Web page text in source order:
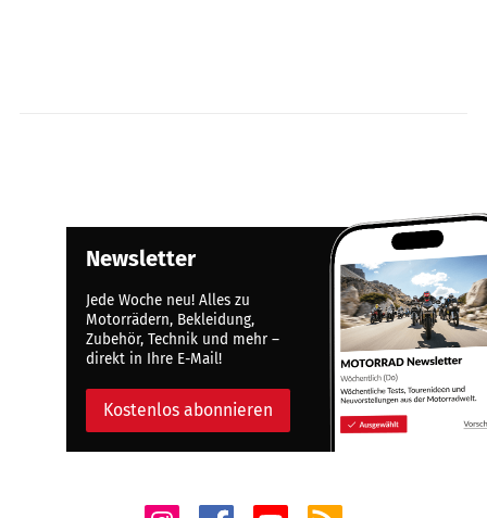
Newsletter
Jede Woche neu! Alles zu
Motorrädern, Bekleidung,
Zubehör, Technik und mehr –
direkt in Ihre E-Mail!
Kostenlos abonnieren